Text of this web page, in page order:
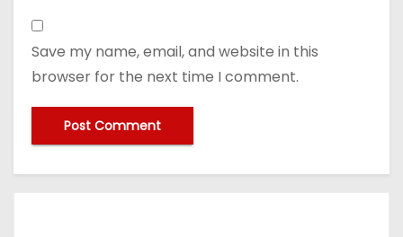
Save my name, email, and website in this
browser for the next time I comment.